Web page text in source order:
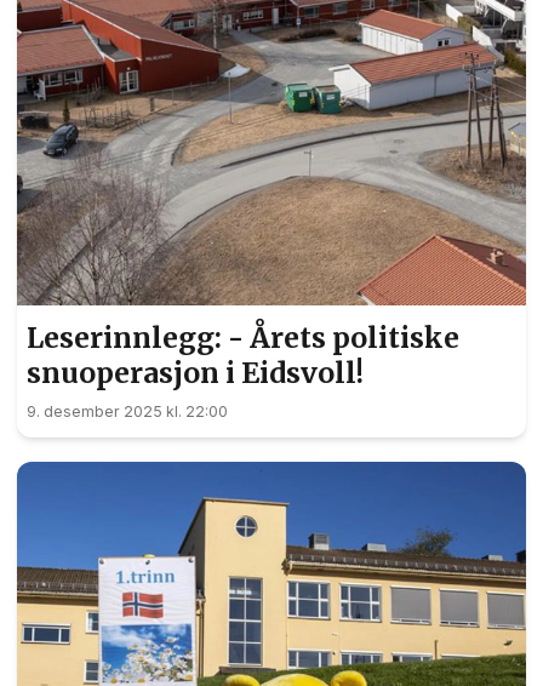
Leserinnlegg: - Årets politiske
snuoperasjon i Eidsvoll!
9. desember 2025 kl. 22:00